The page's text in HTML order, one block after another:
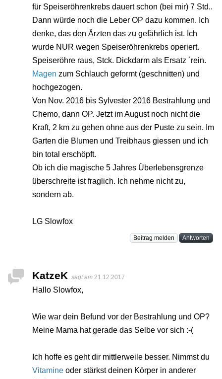
für Speiseröhrenkrebs dauert schon (bei mir) 7 Std..
Dann würde noch die Leber OP dazu kommen. Ich
denke, das den Ärzten das zu gefährlich ist. Ich
wurde NUR wegen Speiseröhrenkrebs operiert.
Speiseröhre raus, Stck. Dickdarm als Ersatz ´rein.
Magen zum Schlauch geformt (geschnitten) und
hochgezogen.
Von Nov. 2016 bis Sylvester 2016 Bestrahlung und
Chemo, dann OP. Jetzt im August noch nicht die
Kraft, 2 km zu gehen ohne aus der Puste zu sein. Im
Garten die Blumen und Treibhaus giessen und ich
bin total erschöpft.
Ob ich die magische 5 Jahres Überlebensgrenze
überschreite ist fraglich. Ich nehme nicht zu,
sondern ab.
LG Slowfox
Beitrag melden Antworten
KatzeK sagt am 21.12.2017
Hallo Slowfox,
Wie war dein Befund vor der Bestrahlung und OP?
Meine Mama hat gerade das Selbe vor sich :-(
Ich hoffe es geht dir mittlerweile besser. Nimmst du
Vitamine oder stärkst deinen Körper in anderer